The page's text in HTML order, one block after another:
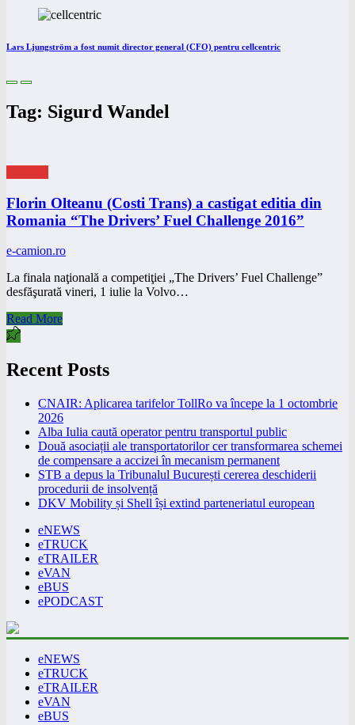
Lars Ljungström a fost numit director general (CFO) pentru cellcentric
Tag: Sigurd Wandel
Florin Olteanu (Costi Trans) a castigat editia din
Romania “The Drivers’ Fuel Challenge 2016”
e-camion.ro
La finala naţională a competiţiei „The Drivers’ Fuel Challenge”
desfăşurată vineri, 1 iulie la Volvo…
Read More
Recent Posts
CNAIR: Aplicarea tarifelor TollRo va începe la 1 octombrie
2026
Alba Iulia caută operator pentru transportul public
Două asociații ale transportatorilor cer transformarea schemei
de compensare a accizei în mecanism permanent
STB a depus la Tribunalul București cererea deschiderii
procedurii de insolvență
DKV Mobility și Shell își extind parteneriatul european
eNEWS
eTRUCK
eTRAILER
eVAN
eBUS
ePODCAST
eNEWS
eTRUCK
eTRAILER
eVAN
eBUS